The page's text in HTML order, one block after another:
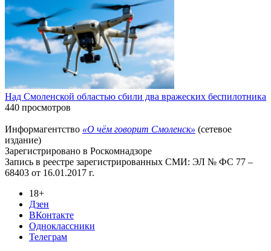
Над Смоленской областью сбили два вражеских беспилотника
440 просмотров
Информагентство «О чём говорит Смоленск» (сетевое
издание)
Зарегистрировано в Роскомнадзоре
Запись в реестре зарегистрированных СМИ: ЭЛ № ФС 77 –
68403 от 16.01.2017 г.
18+
Дзен
ВКонтакте
Одноклассники
Телеграм